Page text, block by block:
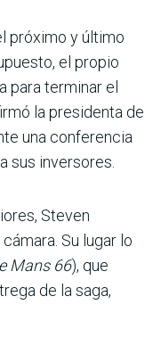
próximo y último
el propio
para terminar el
la presidenta de
una conferencia
sus inversores.
Steven
Su lugar lo
Mans 66), que
de la saga,